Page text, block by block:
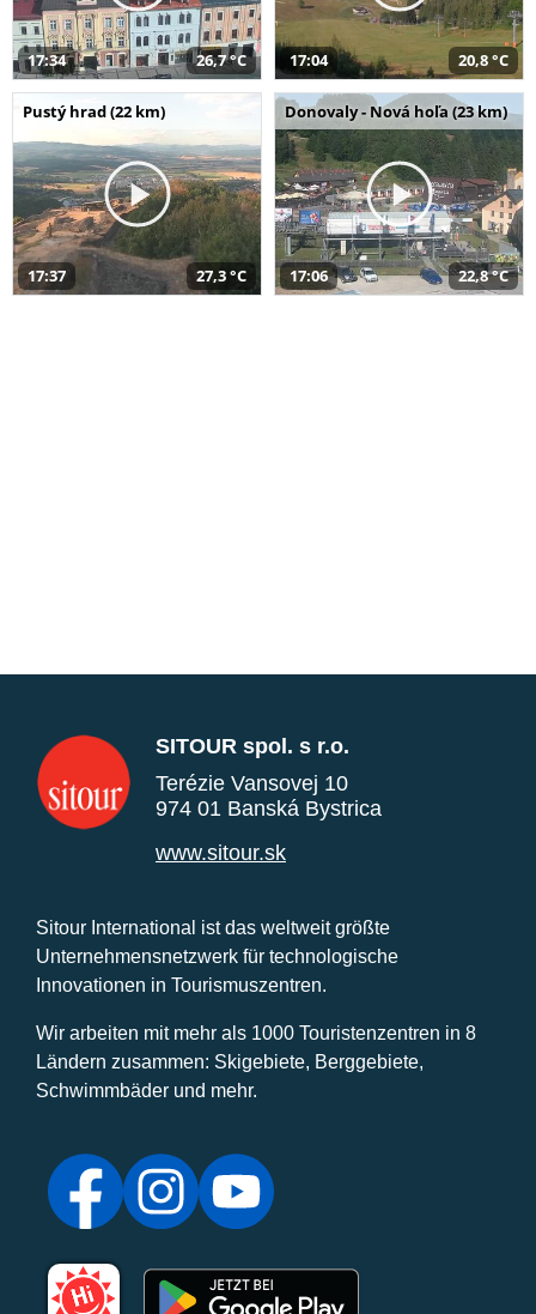
17:34 26,7 °C 17:04 20,8 °C
Pustý hrad (22 km)
17:37 27,3 °C
Donovaly - Nová hoľa (23 km)
17:06 22,8 °C
SITOUR spol. s r.o.
Terézie Vansovej 10
974 01 Banská Bystrica
www.sitour.sk
Sitour International ist das weltweit größte
Unternehmensnetzwerk für technologische
Innovationen in Tourismuszentren.
Wir arbeiten mit mehr als 1000 Touristenzentren in 8
Ländern zusammen: Skigebiete, Berggebiete,
Schwimmbäder und mehr.